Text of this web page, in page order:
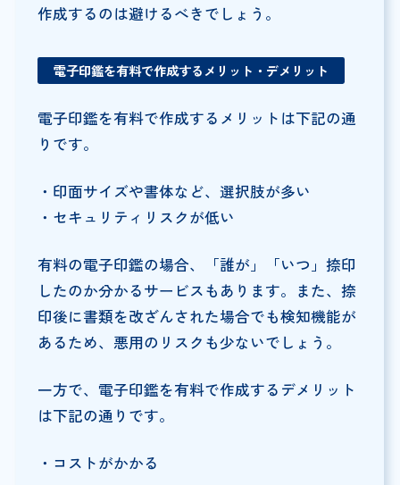
作成するのは避けるべきでしょう。
電子印鑑を有料で作成するメリット・デメリット
電子印鑑を有料で作成するメリットは下記の通
りです。
・印面サイズや書体など、選択肢が多い
・セキュリティリスクが低い
有料の電子印鑑の場合、「誰が」「いつ」捺印
したのか分かるサービスもあります。また、捺
印後に書類を改ざんされた場合でも検知機能が
あるため、悪用のリスクも少ないでしょう。
一方で、電子印鑑を有料で作成するデメリット
は下記の通りです。
・コストがかかる